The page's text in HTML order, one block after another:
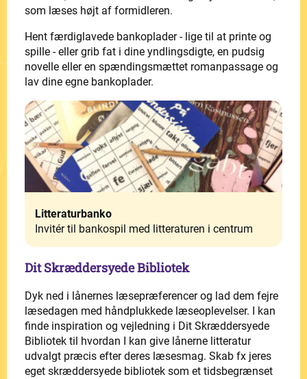
som læses højt af formidleren.
Hent færdiglavede bankoplader - lige til at printe og
spille - eller grib fat i dine yndlingsdigte, en pudsig
novelle eller en spændingsmættet romanpassage og
lav dine egne bankoplader.
Litteraturbanko
Invitér til bankospil med litteraturen i centrum
Dit Skræddersyede Bibliotek
Dyk ned i lånernes læsepræferencer og lad dem fejre
læsedagen med håndplukkede læseoplevelser. I kan
finde inspiration og vejledning i Dit Skræddersyede
Bibliotek til hvordan I kan give lånerne litteratur
udvalgt præcis efter deres læsesmag. Skab fx jeres
eget skræddersyede bibliotek som et tidsbegrænset